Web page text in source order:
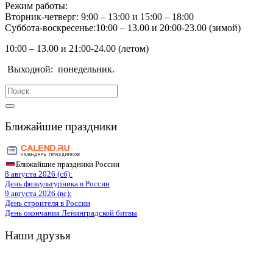
Режим работы:
Вторник-четверг: 9:00 – 13:00 и 15:00 – 18:00
Суббота-воскресенье:10:00 – 13.00 и 20:00-23.00 (зимой)
10:00 – 13.00 и 21:00-24.00 (летом)
Выходной: понедельник.
Search
for:
Ближайшие праздники
Ближайшие праздники России
8 августа 2026 (сб):
День физкультурника в России
9 августа 2026 (вс):
День строителя в России
День окончания Ленинградской битвы
Наши друзья